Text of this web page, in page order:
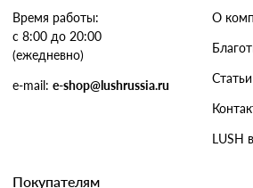
Время работы:
с 8:00 до 20:00
(ежедневно)
e-mail: e-shop@lushrussia.ru
О
Статьи
LUSH
Покупателям